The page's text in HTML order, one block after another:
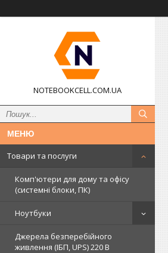
NOTEBOOKCELL.COM.UA
Товари та послуги
Комп'ютери для дому та офісу
(системні блоки, ПК)
Ноутбуки
Джерела безперебійного
живлення (ІБП, UPS) 220 В